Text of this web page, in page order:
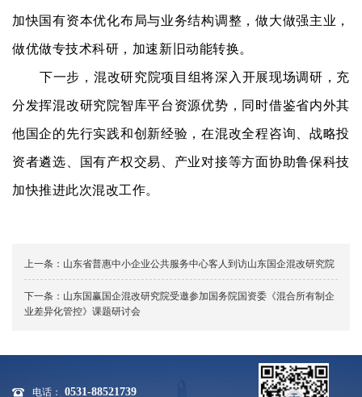
加快国有资本优化布局与业务结构调整，做大做强主业，
做优做专技术科研，加速新旧动能转换。
下一步，混改研究院项目组将深入开展现场调研，充
分发挥混改研究院智库平台资源优势，同时借鉴省内外其
他国企的先行实践和创新经验，在混改全程咨询、战略投
资者遴选、国有产权交易、产业对接等方面协助鲁保科技
加快推进此次混改工作。
上一条： 山东省普惠中小企业公共服务中心客人到访山东国企混改研究院
下一条： 山东国赢国企混改研究院受邀参加国务院国资委《混合所有制企
业差异化管控》课题研讨会
电话： 0531-88521739